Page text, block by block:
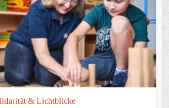
& Lichtblicke